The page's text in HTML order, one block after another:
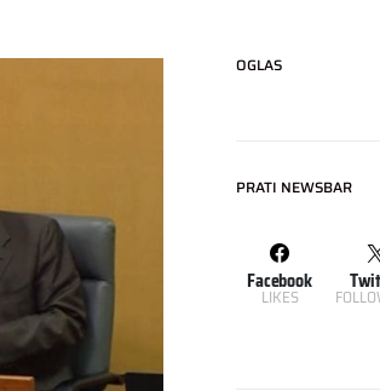
OGLAS
PRATI NEWSBAR
Facebook
LIKES